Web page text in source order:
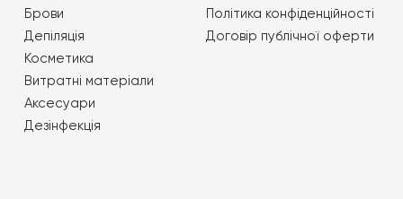
Брови
Депіляція
Косметика
Витратні матеріали
Аксесуари
Дезінфекція
Політика конфіденційності
Договір публічної оферти